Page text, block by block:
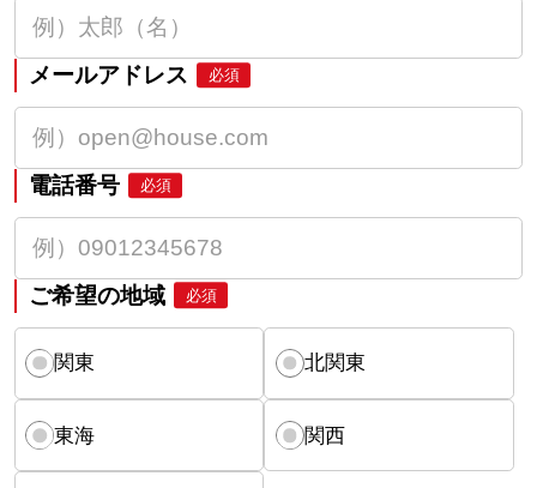
メールアドレス 必須
電話番号 必須
ご希望の地域 必須
関東 北関東
東海 関西